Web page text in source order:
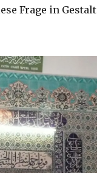
Frage in